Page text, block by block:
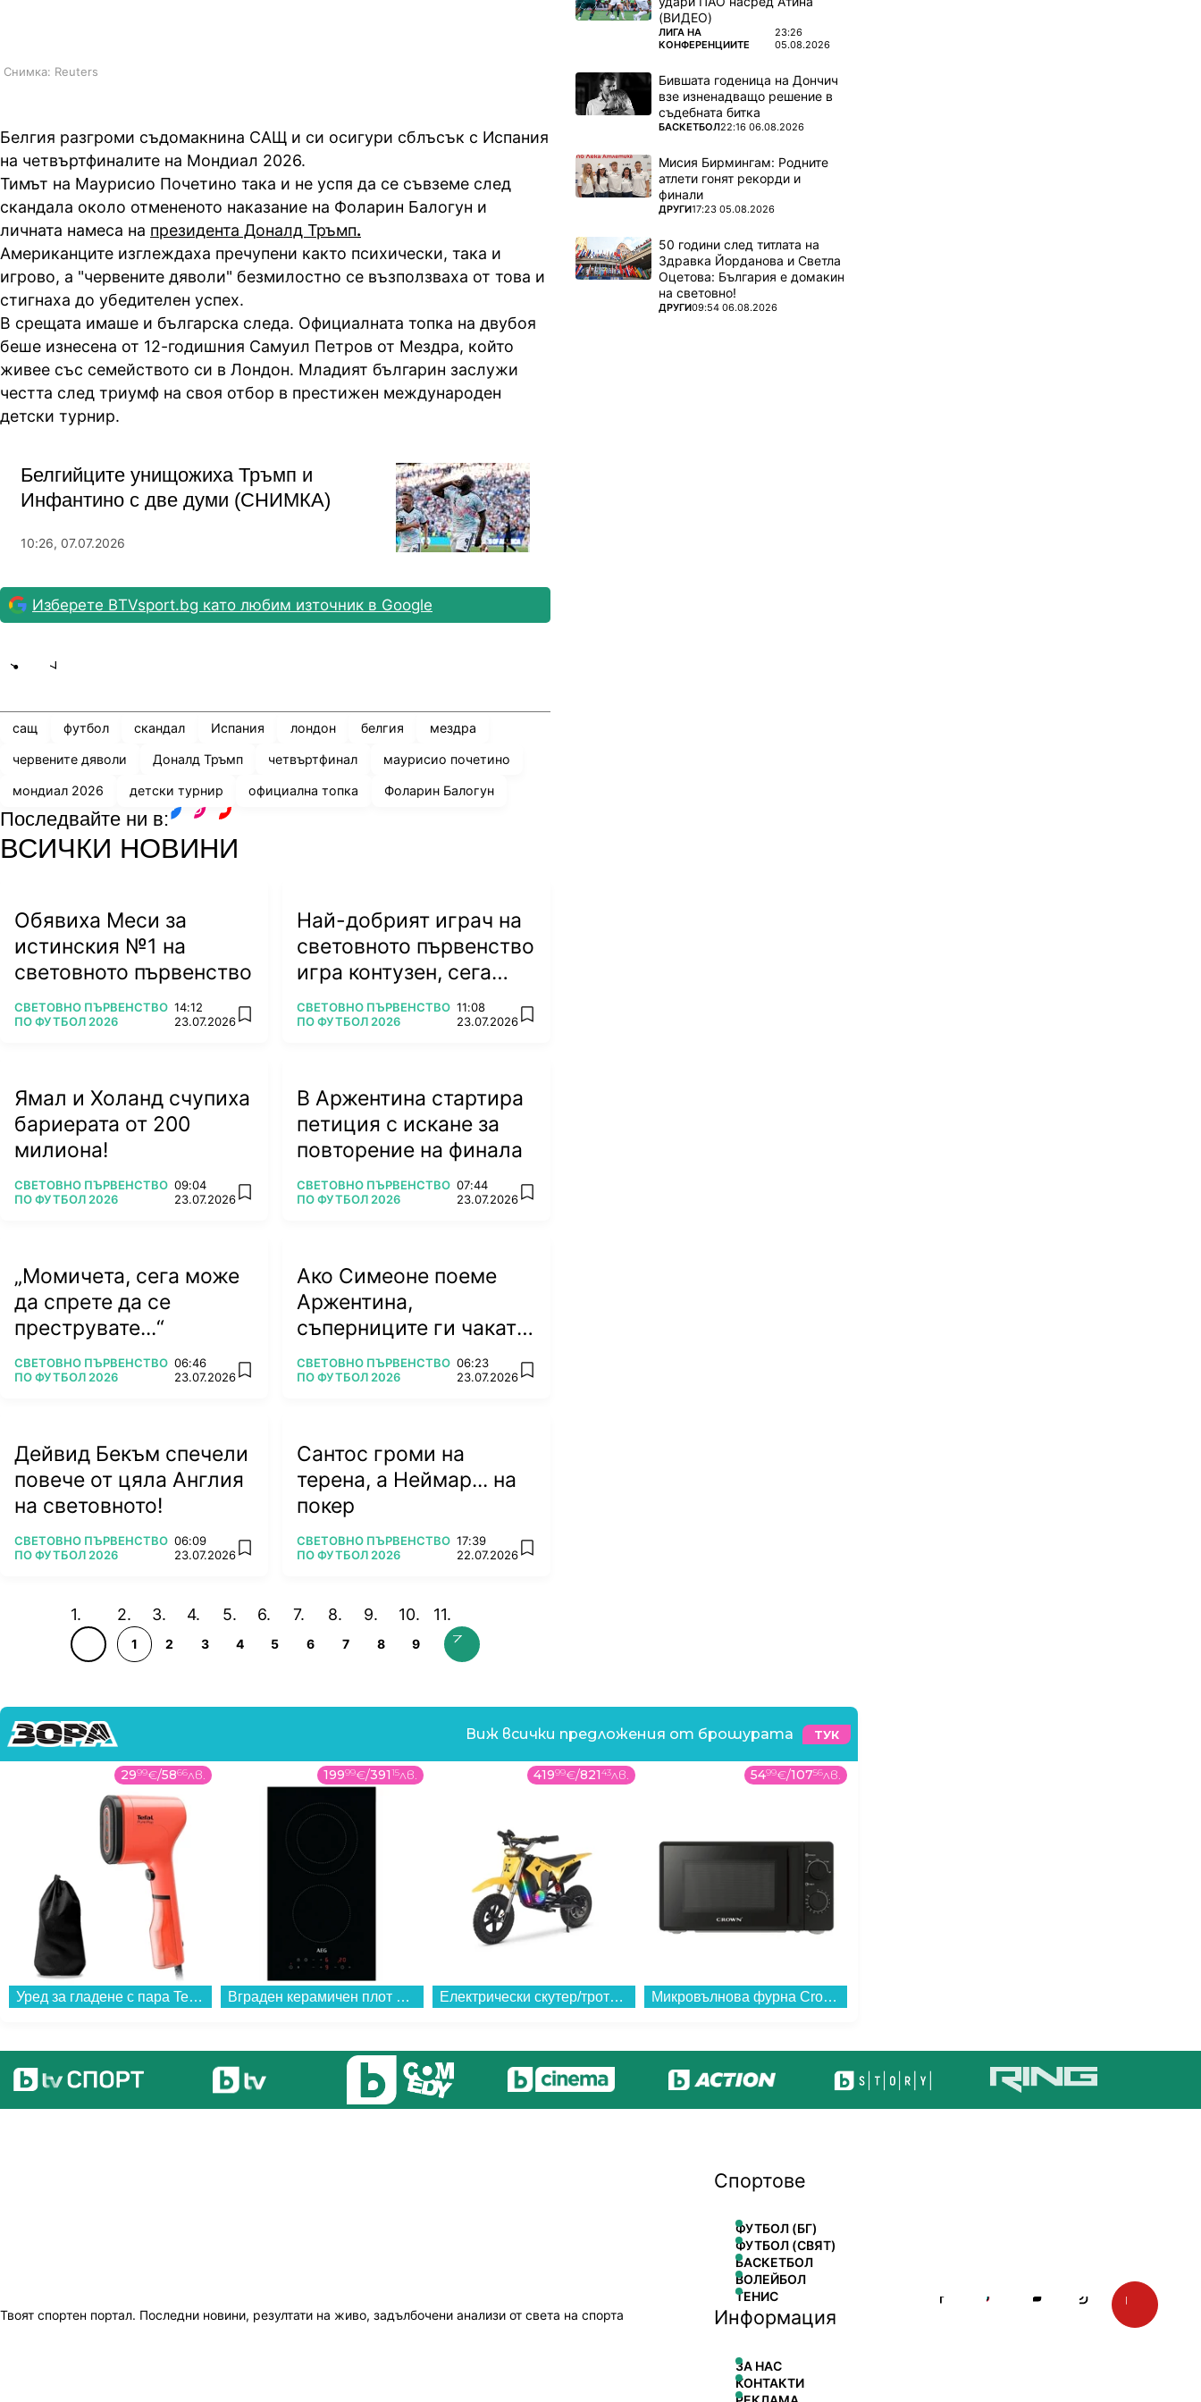
Снимка: Reuters
Белгия разгроми съдомакнина САЩ и си осигури сблъсък с Испания
на четвъртфиналите на Мондиал 2026.
Тимът на Маурисио Почетино така и не успя да се съвземе след
скандала около отмененото наказание на Фоларин Балогун и
личната намеса на президента Доналд Тръмп.
Американците изглеждаха пречупени както психически, така и
игрово, а "червените дяволи" безмилостно се възползваха от това и
стигнаха до убедителен успех.
В срещата имаше и българска следа. Официалната топка на двубоя
беше изнесена от 12-годишния Самуил Петров от Мездра, който
живее със семейството си в Лондон. Младият българин заслужи
честта след триумф на своя отбор в престижен международен
детски турнир.
Белгийците унищожиха Тръмп и
Инфантино с две думи (СНИМКА)
10:26, 07.07.2026
Изберете BTVsport.bg като любим източник в Google
сащ футбол скандал Испания лондон белгия мездра
червените дяволи Доналд Тръмп четвъртфинал маурисио почетино
мондиал 2026 детски турнир официална топка Фоларин Балогун
Последвайте ни в:
ВСИЧКИ НОВИНИ
Обявиха Меси за
истинския №1 на
световното първенство
ПОВЕЧЕ ОТ
СВЕТОВНО ПЪРВЕНСТВО
ПО ФУТБОЛ 2026
14:12
23.07.2026 add favorites
Най-добрият играч на
световното първенство
игра контузен, сега
ляга под ножа
ПОВЕЧЕ ОТ
СВЕТОВНО ПЪРВЕНСТВО
ПО ФУТБОЛ 2026
11:08
23.07.2026 add favorites
Ямал и Холанд счупиха
бариерата от 200
милиона!
ПОВЕЧЕ ОТ
СВЕТОВНО ПЪРВЕНСТВО
ПО ФУТБОЛ 2026
09:04
23.07.2026 add favorites
В Аржентина стартира
петиция с искане за
повторение на финала
ПОВЕЧЕ ОТ
СВЕТОВНО ПЪРВЕНСТВО
ПО ФУТБОЛ 2026
07:44
23.07.2026 add favorites
„Момичета, сега може
да спрете да се
преструвате...“
ПОВЕЧЕ ОТ
СВЕТОВНО ПЪРВЕНСТВО
ПО ФУТБОЛ 2026
06:46
23.07.2026 add favorites
Ако Симеоне поеме
Аржентина,
съперниците ги чакат
тежки времена
ПОВЕЧЕ ОТ
СВЕТОВНО ПЪРВЕНСТВО
ПО ФУТБОЛ 2026
06:23
23.07.2026 add favorites
Дейвид Бекъм спечели
повече от цяла Англия
на световното!
ПОВЕЧЕ ОТ
СВЕТОВНО ПЪРВЕНСТВО
ПО ФУТБОЛ 2026
06:09
23.07.2026 add favorites
Сантос громи на
терена, а Неймар... на
покер
ПОВЕЧЕ ОТ
СВЕТОВНО ПЪРВЕНСТВО
ПО ФУТБОЛ 2026
17:39
22.07.2026 add favorites
1 2 3 4 5 6 7 8 9
(ВИДЕО)
ПОВЕЧЕ ОТ
ЛИГА НА
КОНФЕРЕНЦИИТЕ
23:26
05.08.2026
Бившата годеница на Дончич
взе изненадващо решение в
съдебната битка
ПОВЕЧЕ ОТ
БАСКЕТБОЛ22:16 06.08.2026
Мисия Бирмингам: Родните
атлети гонят рекорди и
финали
ПОВЕЧЕ ОТ
ДРУГИ17:23 05.08.2026
50 години след титлата на
Здравка Йорданова и Светла
Оцетова: България е домакин
на световно!
ПОВЕЧЕ ОТ
ДРУГИ09:54 06.08.2026
Виж всички предложения от брошурата ТУК
2999€/5866лв.
Уред за гладене с пара Tefal DT2022E1...
19999€/39115лв.
Вграден керамичен плот AEG HRB32310CB , Електрически...
41999€/82143лв.
Електрически скутер/тротинетка MANTA Xrider CROSS 12 Pro (Детски ел. скутер) , 12.00 inch, 67.00 cm...
5499€/10756лв.
Микровълнова фурна Crown CDMO-2065B , 20 , 20 Литри, 700 W...
Твоят спортен портал. Последни новини, резултати на живо, задълбочени анализи от света на спорта
Спортове
ФУТБОЛ (БГ)
ФУТБОЛ (СВЯТ)
БАСКЕТБОЛ
ВОЛЕЙБОЛ
ТЕНИС
Информация
ЗА НАС
КОНТАКТИ